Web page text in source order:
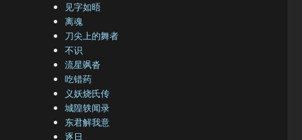
见字如晤
离魂
刀尖上的舞者
不识
流星飒沓
吃错药
义妖烧氏传
城隍轶闻录
东君解我意
逐日